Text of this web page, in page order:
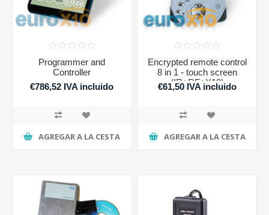
Programmer and
Controller
€786,52 IVA incluido
AGREGAR A LA CESTA
Encrypted remote control
8 in 1 - touch screen
(IR+RF+X10)
€61,50 IVA incluido
AGREGAR A LA CESTA